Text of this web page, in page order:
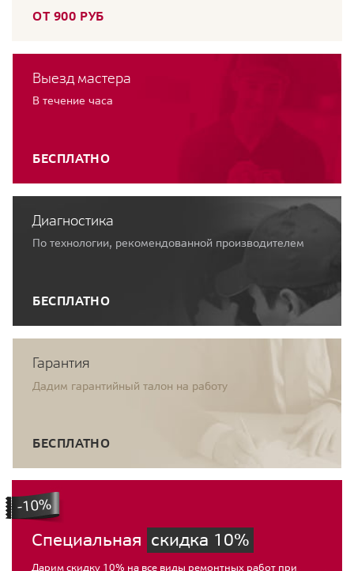
ОТ 900 РУБ
Выезд мастера
В течение часа
БЕСПЛАТНО
Диагностика
По технологии, рекомендованной производителем
БЕСПЛАТНО
Гарантия
Дадим гарантийный талон на работу
БЕСПЛАТНО
Специальная скидка 10%
Дарим скидку 10% на все виды ремонтных работ при